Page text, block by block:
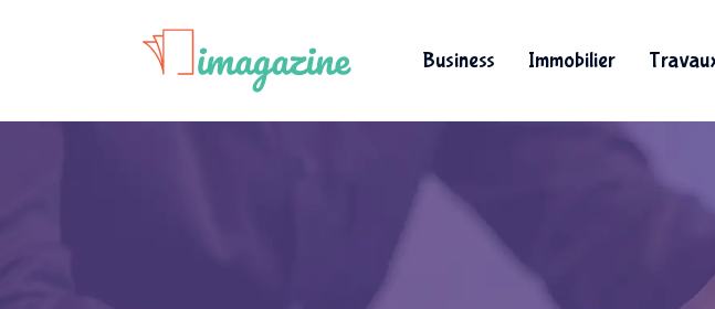
Business Immobilier